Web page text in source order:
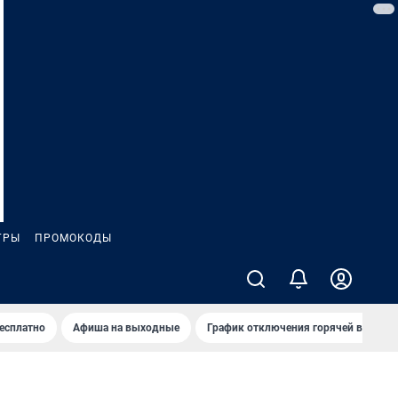
ПРОМОКОДЫ
Афиша на выходные График отключения горячей воды в